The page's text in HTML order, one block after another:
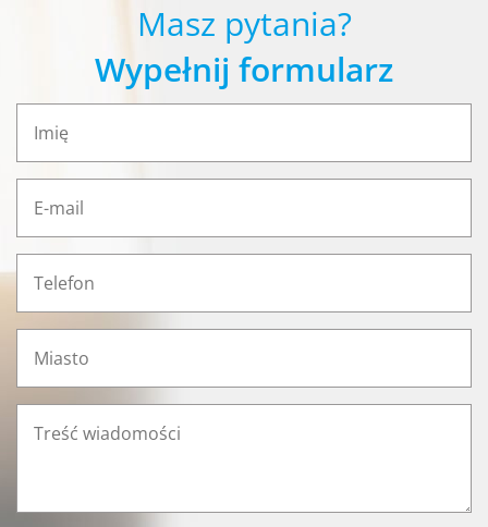
Masz pytania?
Wypełnij formularz